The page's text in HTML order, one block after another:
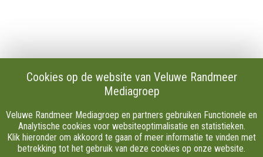
Volg Ons
Youtube
Instagram
Cookies op de website van Veluwe Randmeer
Mediagroep
Veluwe Randmeer Mediagroep en partners gebruiken Functionele en
Analytische cookies voor websiteoptimalisatie en statistieken.
Klik hieronder om akkoord te gaan of meer informatie te vinden met
betrekking tot het gebruik van deze cookies op onze website.